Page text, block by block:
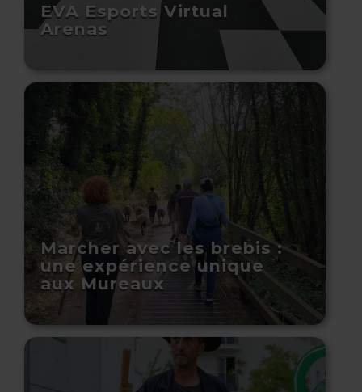
EVA Esports Virtual
Arenas
Marcher avec les brebis :
une expérience unique
aux Mureaux